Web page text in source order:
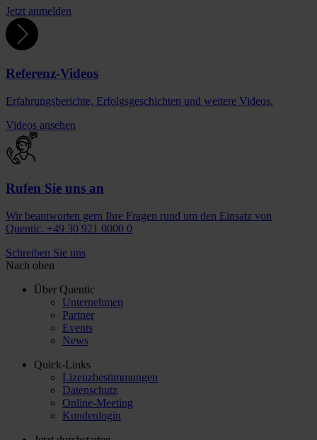
Jetzt anmelden
Referenz-Videos
Erfahrungsberichte, Erfolgsgeschichten und weitere Videos.
Videos ansehen
Rufen Sie uns an
Wir beantworten gern Ihre Fragen rund um den Einsatz von
Quentic. +49 30 921 0000 0
Schreiben Sie uns
Nach oben
Über Quentic
Unternehmen
Partner
Events
News
Quick-Links
Lizenzbestimmungen
Datenschutz
Online-Meeting
Kundenlogin